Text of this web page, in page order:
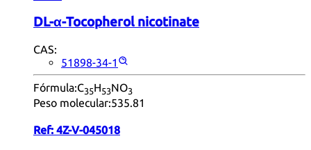
DL-α-Tocopherol nicotinate
CAS:
51898-34-1
Fórmula:C35H53NO3
Peso molecular:535.81
Ref: 4Z-V-045018